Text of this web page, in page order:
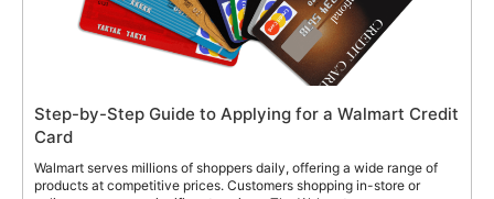
Step-by-Step Guide to Applying for a Walmart Credit
Card
Walmart serves millions of shoppers daily, offering a wide range of
products at competitive prices. Customers shopping in-store or